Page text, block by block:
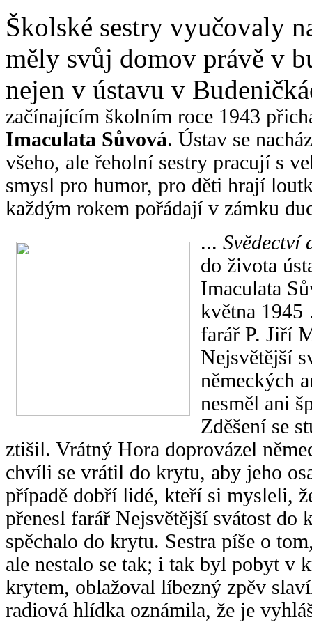
Školské sestry vyučovaly
měly svůj domov právě v
nejen v ústavu v
začínajícím školním roce 1943
Imaculata Sůvová. Ústav se
všeho, ale řeholní sestry pracují s
smysl pro humor, pro děti hrají
každým rokem pořádají v zámku
... Svědectví
do života
Imaculata
května
farář P. Jiří
Nejsvětější
německých
nesměl ani
Zděšení se
ztišil. Vrátný Hora doprovázel
chvíli se vrátil do krytu, aby jeho
případě dobří lidé, kteří si mysleli,
přenesl farář Nejsvětější svátost do
spěchalo do krytu. Sestra píše o
ale nestalo se tak; i tak byl pobyt v
krytem, oblažoval líbezný zpěv
radiová hlídka oznámila, že je